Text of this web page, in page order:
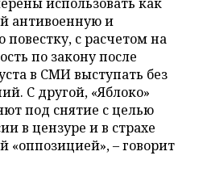
антивоенную и
повестку, с расчетом на
по закону после
в СМИ выступать без
С другой, «Яблоко»
под снятие с целью
в цензуре и в страхе
«оппозицией», – говорит